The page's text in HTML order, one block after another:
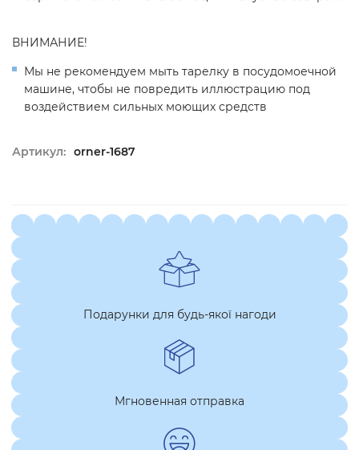
ВНИМАНИЕ!
Мы не рекомендуем мыть тарелку в посудомоечной
машине, чтобы не повредить иллюстрацию под
воздействием сильных моющих средств
Артикул: orner-1687
Подарунки для будь-якої нагоди
Мгновенная отправка